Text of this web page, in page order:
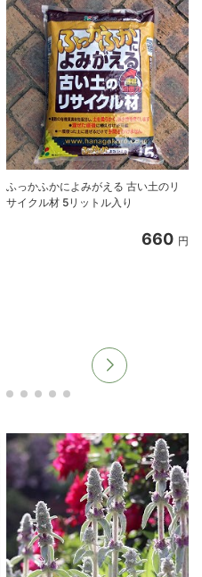
ふっかふかによみがえる 古い土のリ
サイクル材 5リットル入り
660 円